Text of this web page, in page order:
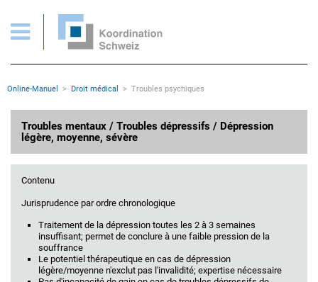
Pages importantes
Page d'accueil
Contenu
Plan du site
Rootline
Online-Manuel Droit médical Troubles psychiques
Troubles mentaux / Troubles dépressifs / Dépression
légère, moyenne, sévère
Contenu
Jurisprudence par ordre chronologique
Traitement de la dépression toutes les 2 à 3 semaines
insuffisant; permet de conclure à une faible pression de la
souffrance
Le potentiel thérapeutique en cas de dépression
légère/moyenne n'exclut pas l'invalidité; expertise nécessaire